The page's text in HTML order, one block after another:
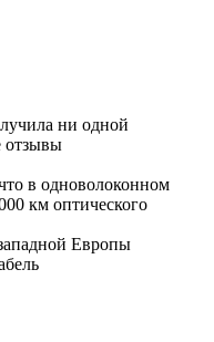
ни одной
отзывы
в одноволоконном
км оптического
Европы